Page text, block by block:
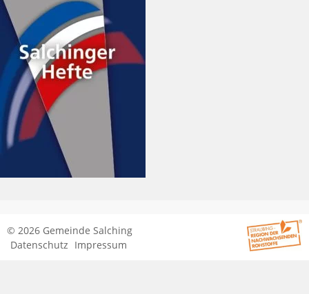
© 2026 Gemeinde Salching
Datenschutz Impressum